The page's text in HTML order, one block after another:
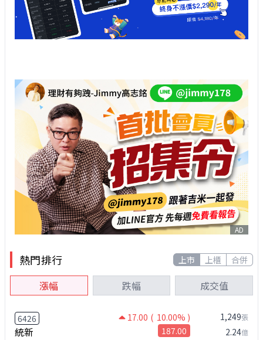
AD
熱門排行 上市 上櫃 合併
漲幅 跌幅 成交值
6426 17.00 ( 10.00% )
統新 187.00
1,249張
2.24億